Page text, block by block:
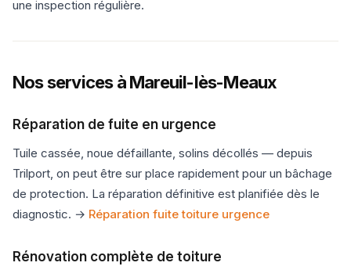
une inspection régulière.
Nos services à Mareuil-lès-Meaux
Réparation de fuite en urgence
Tuile cassée, noue défaillante, solins décollés — depuis
Trilport, on peut être sur place rapidement pour un bâchage
de protection. La réparation définitive est planifiée dès le
diagnostic. → Réparation fuite toiture urgence
Rénovation complète de toiture